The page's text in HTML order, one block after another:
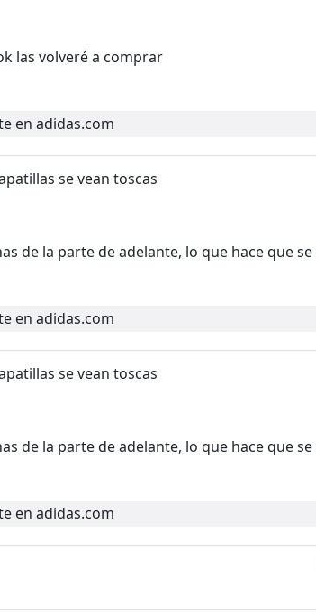
las volveré a comprar
en adidas.com
se vean toscas
de la parte de adelante, lo que hace que se
en adidas.com
se vean toscas
de la parte de adelante, lo que hace que se
en adidas.com